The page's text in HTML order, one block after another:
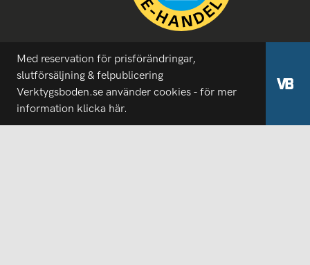
Med reservation för prisförändringar,
slutförsäljning & felpublicering
Verktygsboden.se använder cookies - för mer
information klicka här.